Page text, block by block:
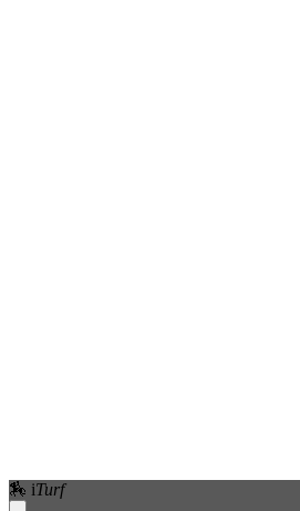
🏇 iTurf